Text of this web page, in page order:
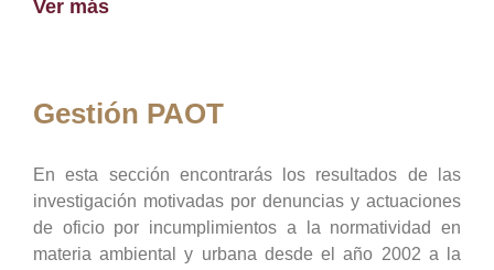
Ver más
Gestión PAOT
En esta sección encontrarás los resultados de las
investigación motivadas por denuncias y actuaciones
de oficio por incumplimientos a la normatividad en
materia ambiental y urbana desde el año 2002 a la